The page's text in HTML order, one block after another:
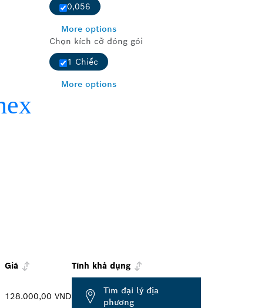
0,056
More options
Chọn kích cỡ đóng gói
1 Chiếc
More options
Giá Tính khả dụng
128.000,00 VND
Tìm đại lý địa
phương